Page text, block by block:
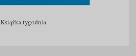
Książka tygodnia